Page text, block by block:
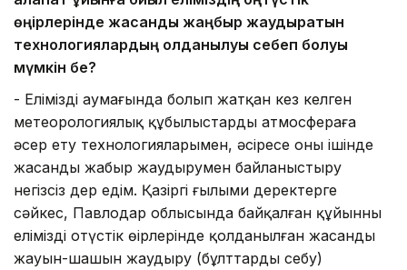
өңірлерінде жасанды жаңбыр жаудыратын
технологиялардың қолданылуы себеп болуы
мүмкін бе?
- Еліміздің аумағында болып жатқан кез келген
метеорологиялық құбылыстарды атмосфераға
әсер ету технологияларымен, әсіресе оның ішінде
жасанды жаңбыр жаудырумен байланыстыру
негізсіз дер едім. Қазіргі ғылыми деректерге
сәйкес, Павлодар облысында байқалған құйынның
еліміздің оңтүстік өңірлерінде қолданылған жасанды
жауын-шашын жаудыру (бұлттарды себу)